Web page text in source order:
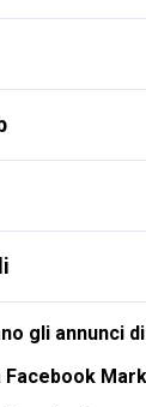
gli annunci
Facebook